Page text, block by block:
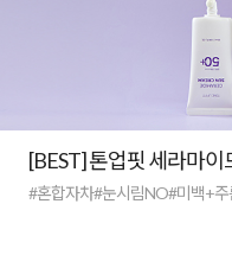
[BEST] 톤업핏 세라마이
#혼합자차#눈시림NO#미백+주